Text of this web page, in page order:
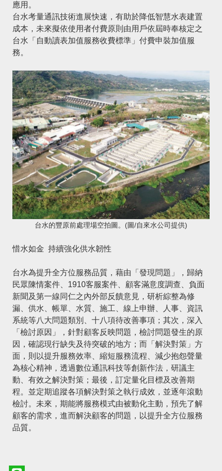
應用。
台水考量通訊技術進展快速，有助於降低智慧水表建置
成本，未來擬依使用者付費原則由用戶依屆時奉核定之
台水「自動讀表加值服務收費標準」付費申裝加值服
務。
台水的豐原前處理場空拍圖。(圖/自來水公司提供)
惜水如金 持續強化供水韌性
台水為提升全方位服務品質，藉由「發現問題」，歸納
民眾陳情案件、1910客服案件、顧客滿意度調查、負面
新聞及第一線同仁之內外部反饋意見，研析綜整為修
漏、供水、帳單、水質、施工、線上申辦、人事、資訊
系統等八大問題類別、十八項待改善事項；其次，深入
「檢討原因」，針對顧客反映問題，檢討問題發生的原
因，確認現行缺失及待突破的地方；而「解決對策」方
面，則以提升服務效率、縮短服務流程、減少抱怨聲量
為核心精神，透過數位通訊科技等創新作法，研議主
動、有效之解決對策；最後，訂定量化目標及改善期
程。並定期追蹤各項解決對策之執行成效，並逐年滾動
檢討。未來，期能將服務模式由被動化主動，預先了解
顧客的需求，進而解決顧客的問題，以提升全方位服務
品質。